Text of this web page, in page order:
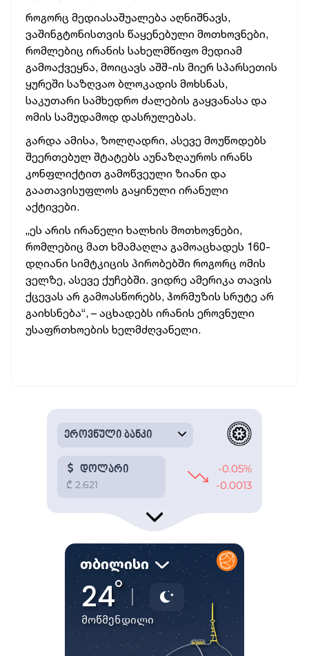
როგორც მედიასაშუალება აღნიშნავს,
ვაშინგტონისთვის წაყენებული მოთხოვნები,
რომლებიც ირანის სახელმწიფო მედიამ
გამოაქვეყნა, მოიცავს აშშ-ის მიერ სპარსეთის
ყურეში საზღვაო ბლოკადის მოხსნას,
საკუთარი სამხედრო ძალების გაყვანასა და
ომის სამუდამოდ დასრულებას.
გარდა ამისა, ზოლღადრი, ასევე მოუწოდებს
შეერთებულ შტატებს აუნაზღაუროს ირანს
კონფლიქტით გამოწვეული ზიანი და
გაათავისუფლოს გაყინული ირანული
აქტივები.
„ეს არის ირანელი ხალხის მოთხოვნები,
რომლებიც მათ ხმამაღლა გამოაცხადეს 160-
დღიანი სიმტკიცის პირობებში როგორც ომის
ველზე, ასევე ქუჩებში. ვიდრე ამერიკა თავის
ქცევას არ გამოასწორებს, ჰორმუზის სრუტე არ
გაიხსნება“, – აცხადებს ირანის ეროვნული
უსაფრთხოების ხელმძღვანელი.